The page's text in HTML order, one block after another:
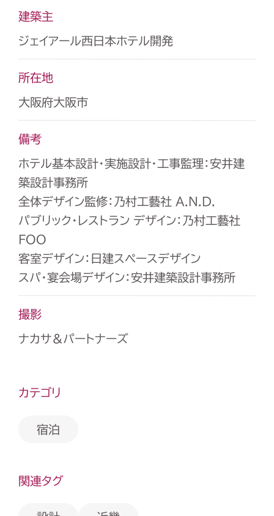
建築主
ジェイアール西日本ホテル開発
所在地
大阪府大阪市
備考
ホテル基本設計・実施設計・工事監理：安井建
築設計事務所
全体デザイン監修：乃村工藝社 A.N.D.
パブリック・レストラン デザイン：乃村工藝社
FOO
客室デザイン：日建スペースデザイン
スパ・宴会場デザイン：安井建築設計事務所
撮影
ナカサ＆パートナーズ
カテゴリ
宿泊
関連タグ